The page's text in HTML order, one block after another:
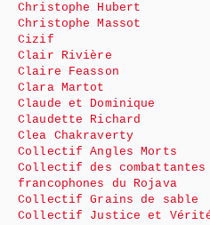
Christophe Hubert
Christophe Massot
Cizif
Clair Rivière
Claire Feasson
Clara Martot
Claude et Dominique
Claudette Richard
Clea Chakraverty
Collectif Angles Morts
Collectif des combattantes
francophones du Rojava
Collectif Grains de sable
Collectif Justice et Vérité